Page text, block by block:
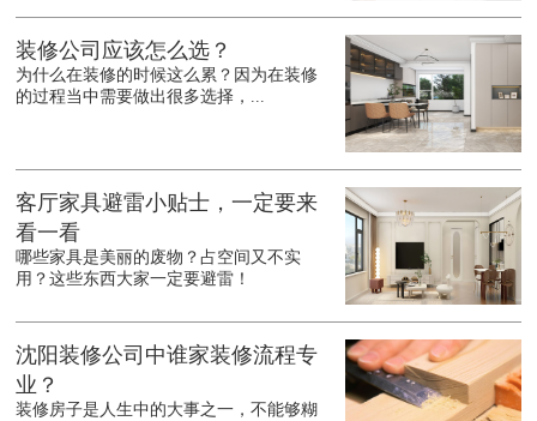
装修公司应该怎么选？
为什么在装修的时候这么累？因为在装修
的过程当中需要做出很多选择，...
客厅家具避雷小贴士，一定要来
看一看
哪些家具是美丽的废物？占空间又不实
用？这些东西大家一定要避雷！
沈阳装修公司中谁家装修流程专
业？
装修房子是人生中的大事之一，不能够糊